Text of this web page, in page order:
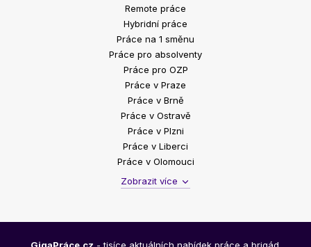
Remote práce
Hybridní práce
Práce na 1 směnu
Práce pro absolventy
Práce pro OZP
Práce v Praze
Práce v Brně
Práce v Ostravě
Práce v Plzni
Práce v Liberci
Práce v Olomouci
Zobrazit více